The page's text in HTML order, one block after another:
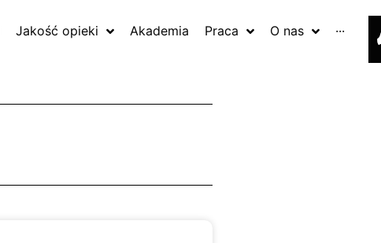
Jakość opieki Akademia Praca O nas ···